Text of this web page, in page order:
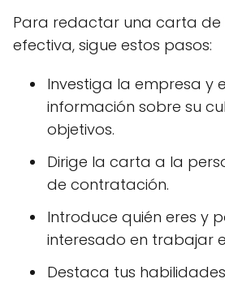
Para redactar una carta de
efectiva, sigue estos pasos:
Investiga la empresa y
información sobre su
objetivos.
Dirige la carta a la
de contratación.
Introduce quién eres y
interesado en trabajar
Destaca tus